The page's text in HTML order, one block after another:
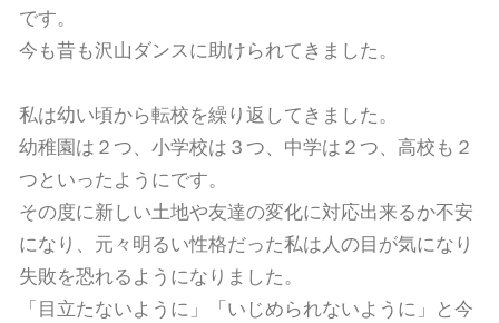
です。
今も昔も沢山ダンスに助けられてきました。
私は幼い頃から転校を繰り返してきました。
幼稚園は２つ、小学校は３つ、中学は２つ、高校も２
つといったようにです。
その度に新しい土地や友達の変化に対応出来るか不安
になり、元々明るい性格だった私は人の目が気になり
失敗を恐れるようになりました。
「目立たないように」「いじめられないように」と今